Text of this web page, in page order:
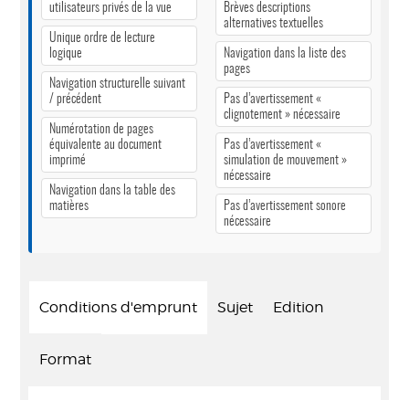
utilisateurs privés de la vue
Unique ordre de lecture
logique
Navigation structurelle suivant
/ précédent
Numérotation de pages
équivalente au document
imprimé
Navigation dans la table des
matières
Brèves descriptions
alternatives textuelles
Navigation dans la liste des
pages
Pas d’avertissement «
clignotement » nécessaire
Pas d’avertissement «
simulation de mouvement »
nécessaire
Pas d’avertissement sonore
nécessaire
Conditions d'emprunt Sujet Edition
Format